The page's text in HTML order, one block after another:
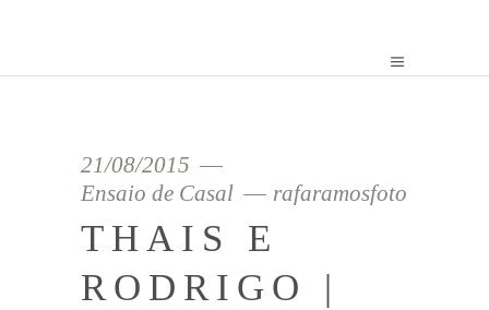
21/08/2015
Ensaio de Casal
rafaramosfoto
THAIS E
RODRIGO |